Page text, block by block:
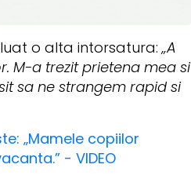
o alta intorsatura:„A
M-a trezit prietena mea si
sa ne strangem rapid si
„Mamele copiilor
- VIDEO